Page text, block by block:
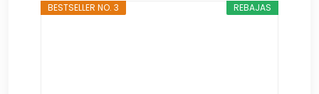
REBAJAS
BESTSELLER NO. 3